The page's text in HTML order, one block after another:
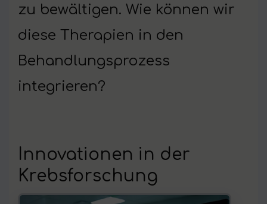
zu bewältigen. Wie können wir
diese Therapien in den
Behandlungsprozess
integrieren?
Innovationen in der
Krebsforschung